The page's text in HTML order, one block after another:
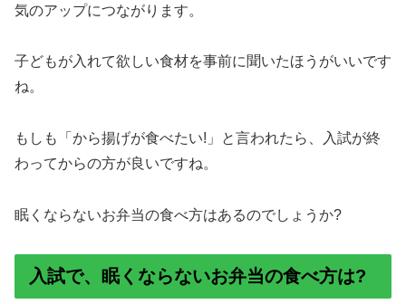
気のアップにつながります。
子どもが入れて欲しい食材を事前に聞いたほうがいいです
ね。
もしも「から揚げが食べたい!」と言われたら、入試が終
わってからの方が良いですね。
眠くならないお弁当の食べ方はあるのでしょうか?
入試で、眠くならないお弁当の食べ方は?